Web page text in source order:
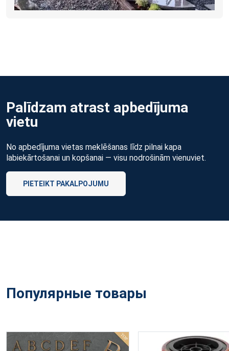
Palīdzam atrast apbedījuma
vietu
No apbedījuma vietas meklēšanas līdz pilnai kapa
labiekārtošanai un kopšanai — visu nodrošinām vienuviet.
PIETEIKT PAKALPOJUMU
Популярные товары